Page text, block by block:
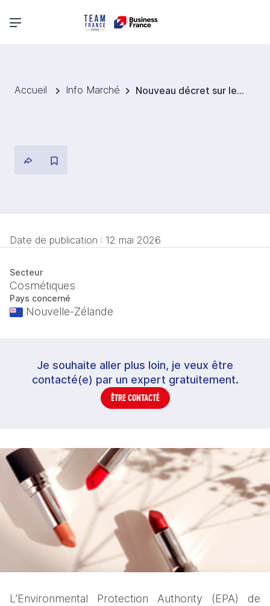
Menu principal
Accueil Info Marché Nouveau décret sur les cosmétiques
Date de publication : 12 mai 2026
Secteur
Cosmétiques
Pays concerné
Nouvelle-Zélande
Je souhaite aller plus loin, je veux être
contacté(e) par un expert gratuitement.
ÊTRE CONTACTÉ
L’Environmental Protection Authority (EPA) de